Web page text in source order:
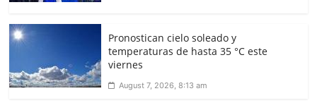
Pronostican cielo soleado y
temperaturas de hasta 35 °C este
viernes
August 7, 2026, 8:13 am